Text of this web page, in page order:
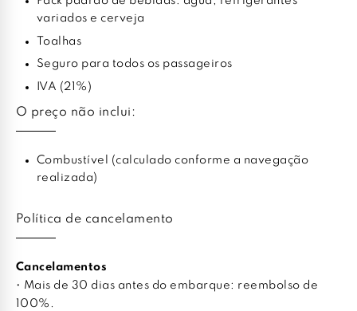
variados e cerveja
Toalhas
Seguro para todos os passageiros
IVA (21%)
O preço não inclui:
Combustível (calculado conforme a navegação
realizada)
Política de cancelamento
Cancelamentos
• Mais de 30 dias antes do embarque: reembolso de
100%.